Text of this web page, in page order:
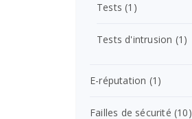
Tests (1)
Tests d'intrusion (1)
E-réputation (1)
Failles de sécurité (10)